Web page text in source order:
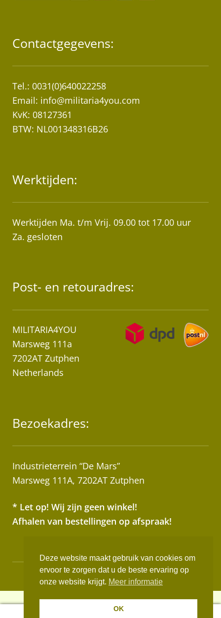
Contactgegevens:
Tel.: 0031(0)640022258
Email: info@militaria4you.com
KvK: 08127361
BTW: NL001348316B26
Werktijden:
Werktijden Ma. t/m Vrij. 09.00 tot 17.00 uur
Za. gesloten
Post- en retouradres:
MILITARIA4YOU
Marsweg 111a
7202AT Zutphen
Netherlands
Bezoekadres:
Industrieterrein “De Mars”
Marsweg 111A, 7202AT Zutphen
* Let op! Wij zijn geen winkel!
Afhalen van bestellingen op afspraak!
Deze website maakt gebruik van cookies om
ervoor te zorgen dat u de beste ervaring op
onze website krijgt. Meer informatie
OK